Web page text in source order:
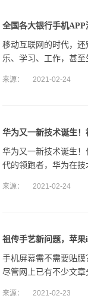
全国各大银行手机
移动互联网的时代，
乐、学习、工作，甚
来源： 2021-02-24
华为又一新技术诞生
华为又一新技术诞生
代的领跑者，华为在技
来源： 2021-02-24
祖传手艺新问题，苹果
手机屏幕需不需要贴膜
尽管网上已有不少文章
来源： 2021-02-23